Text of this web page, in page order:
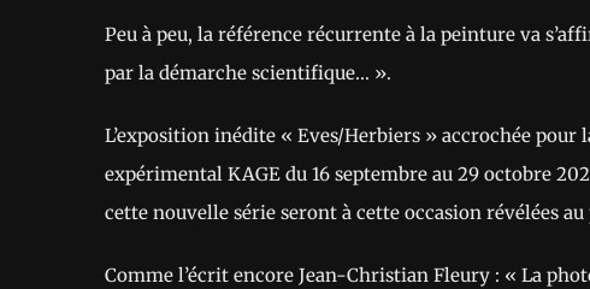
Peu à peu, la référence récurrente à la peinture va
par la démarche scientifique… ».
L’exposition inédite « Eves/Herbiers » accrochée
expérimental KAGE du 16 septembre au 29 octobre
cette nouvelle série seront à cette occasion révélées au
Comme l’écrit encore Jean-Christian Fleury : « La